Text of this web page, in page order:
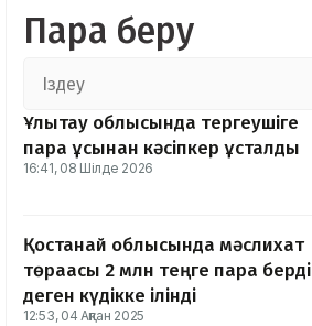
Пара беру
Ұлытау облысында тергеушіге
пара ұсынған кәсіпкер ұсталды
16:41, 08 Шілде 2026
Қостанай облысында мәслихат
төрағасы 2 млн теңге пара берді
деген күдікке ілінді
12:53, 04 Ақпан 2025